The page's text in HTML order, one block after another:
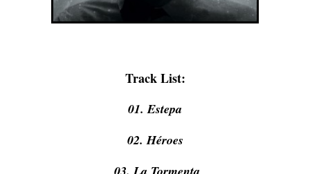
Track List:
01. Estepa
02. Héroes